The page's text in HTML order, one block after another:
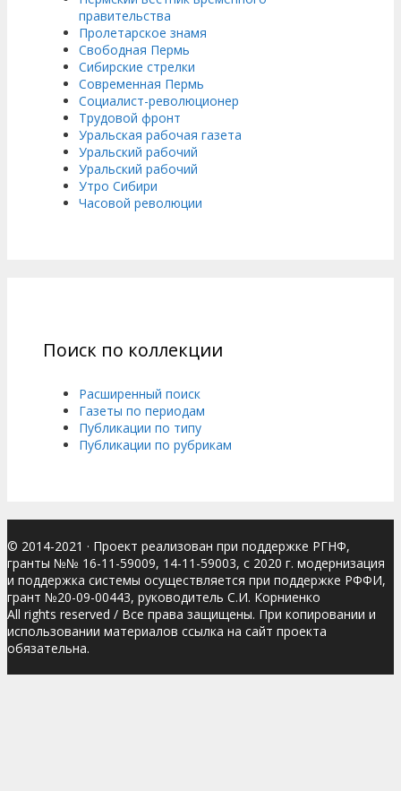
правительства
Пролетарское знамя
Свободная Пермь
Сибирские стрелки
Современная Пермь
Социалист-революционер
Трудовой фронт
Уральская рабочая газета
Уральский рабочий
Уральский рабочий
Утро Сибири
Часовой революции
Поиск по коллекции
Расширенный поиск
Газеты по периодам
Публикации по типу
Публикации по рубрикам
© 2014-2021 · Проект реализован при поддержке РГНФ,
гранты №№ 16-11-59009, 14-11-59003, с 2020 г. модернизация
и поддержка системы осуществляется при поддержке РФФИ,
грант №20-09-00443, руководитель С.И. Корниенко
All rights reserved / Все права защищены. При копировании и
использовании материалов ссылка на сайт проекта
обязательна.